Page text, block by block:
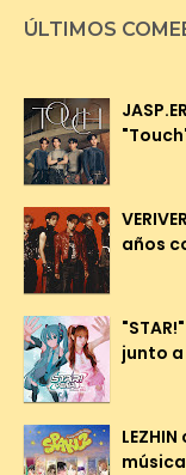
ÚLTIMOS
años
junto a
música